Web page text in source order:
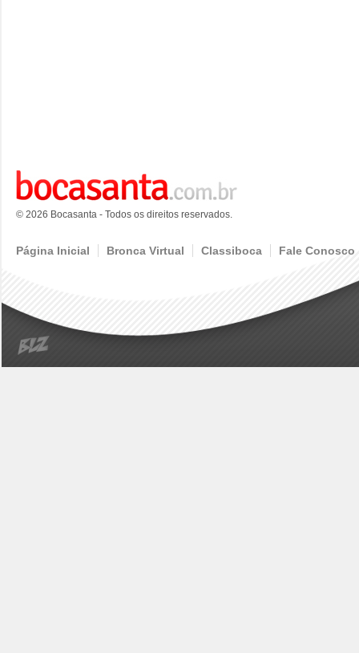
© 2026 Bocasanta - Todos os direitos reservados.
Página Inicial Bronca Virtual Classiboca Fale Conosco